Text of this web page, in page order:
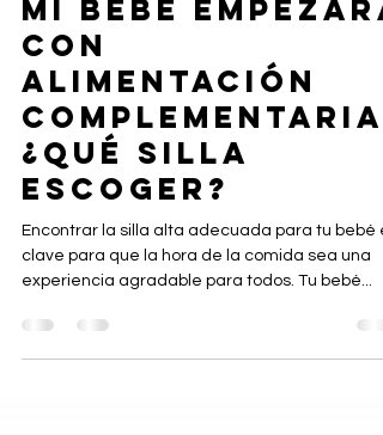
MI BEBÉ EMPEZARÁ
CON
ALIMENTACIÓN
COMPLEMENTARIA.
¿QUÉ SILLA
ESCOGER?
Encontrar la silla alta adecuada para tu bebé
clave para que la hora de la comida sea una
experiencia agradable para todos. Tu bebé...